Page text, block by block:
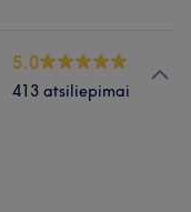
5.0
413 atsiliepimai